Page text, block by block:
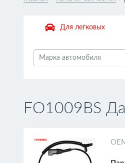
Для легковых
Марка автомобиля
FO1009BS